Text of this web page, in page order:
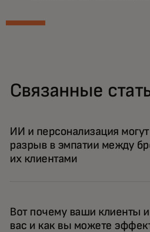
Связанные
ИИ и персонализация могут
разрыв в эмпатии между
их клиентами
Вот почему ваши клиенты
вас и как вы можете